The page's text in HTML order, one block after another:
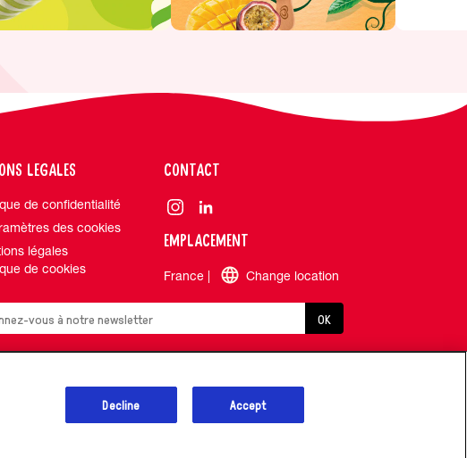
LEGALES
de confidentialité
des cookies
légales
de cookies
CONTACT
EMPLACEMENT
France | Change location
OK
Accéssibilité
Decline Accept